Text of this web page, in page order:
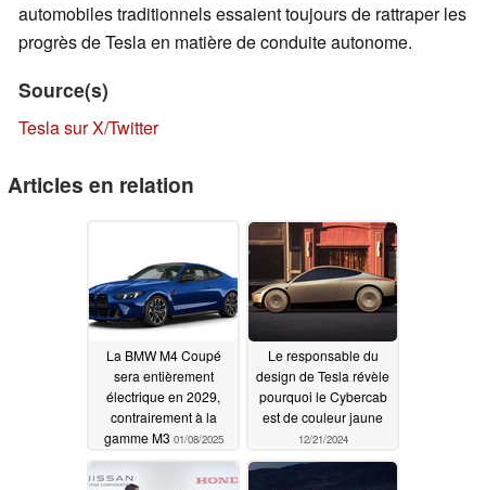
automobiles traditionnels essaient toujours de rattraper les
progrès de Tesla en matière de conduite autonome.
Source(s)
Tesla sur X/Twitter
Articles en relation
La BMW M4 Coupé
sera entièrement
électrique en 2029,
contrairement à la
gamme M3 01/08/2025
Le responsable du
design de Tesla révèle
pourquoi le Cybercab
est de couleur jaune
12/21/2024